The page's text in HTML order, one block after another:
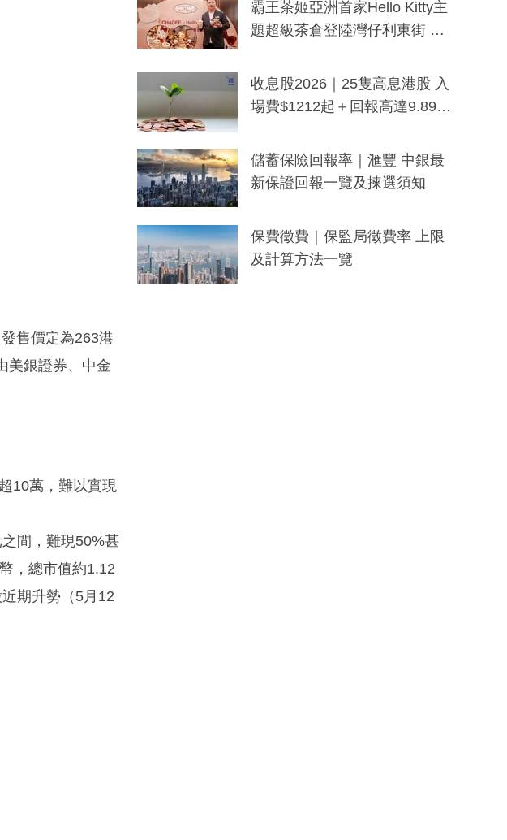
售價定為263港
美銀證券、中金
10萬，難以實現
間，難現50%甚
，總市值約1.12
期升勢（5月12
霸王茶姬亞洲首家Hello Kitty主
題超級茶倉登陸灣仔利東街 推
y及香港限定特調系列
收息股2026｜25隻高息港股 入
場費$1212起＋回報高達9.89
儲蓄保險回報率｜滙豐 中銀最
新保證回報一覽及揀選須知
保費徵費｜保監局徵費率 上限
及計算方法一覽